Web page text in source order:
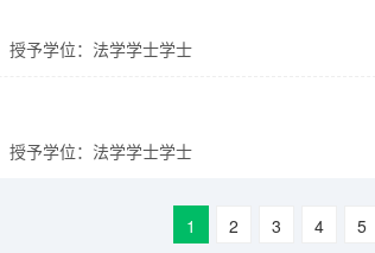
授予学位：法学学士学士
授予学位：法学学士学士
1 2 3 4 5